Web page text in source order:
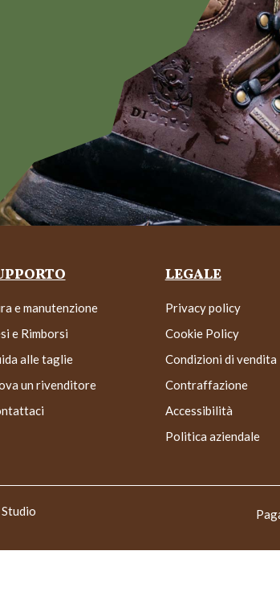
e manutenzione
e Rimborsi
alle taglie
un rivenditore
LEGALE
Privacy policy
Cookie Policy
Condizioni di vendita
Contraffazione
Accessibilità
Politica aziendale